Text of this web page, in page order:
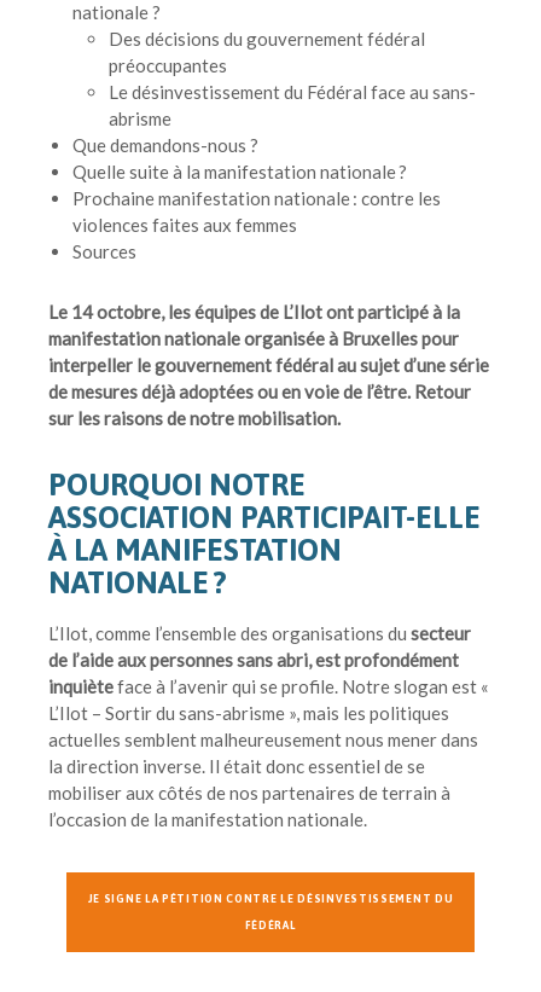
nationale ?
Des décisions du gouvernement fédéral
préoccupantes
Le désinvestissement du Fédéral face au sans-
abrisme
Que demandons-nous ?
Quelle suite à la manifestation nationale ?
Prochaine manifestation nationale : contre les
violences faites aux femmes
Sources
Le 14 octobre, les équipes de L’Ilot ont participé à la
manifestation nationale organisée à Bruxelles pour
interpeller le gouvernement fédéral au sujet d’une série
de mesures déjà adoptées ou en voie de l’être. Retour
sur les raisons de notre mobilisation.
POURQUOI NOTRE
ASSOCIATION PARTICIPAIT-ELLE
À LA MANIFESTATION
NATIONALE ?
L’Ilot, comme l’ensemble des organisations du secteur
de l’aide aux personnes sans abri, est profondément
inquièteface à l’avenir qui se profile. Notre slogan est «
L’Ilot – Sortir du sans-abrisme », mais les politiques
actuelles semblent malheureusement nous mener dans
la direction inverse. Il était donc essentiel de se
mobiliser aux côtés de nos partenaires de terrain à
l’occasion de la manifestation nationale.
JE SIGNE LA PÉTITION CONTRE LE DÉSINVESTISSEMENT DU
FÉDÉRAL